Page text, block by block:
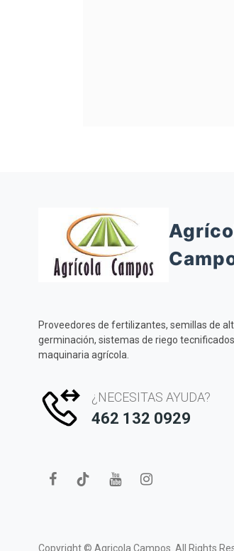
Proveedores de fertilizantes, semillas de
germinación, sistemas de riego
maquinaria agrícola.
¿NECESITAS AYUDA?
462 132 0929
Copyright © Agricola Campos. All Rights